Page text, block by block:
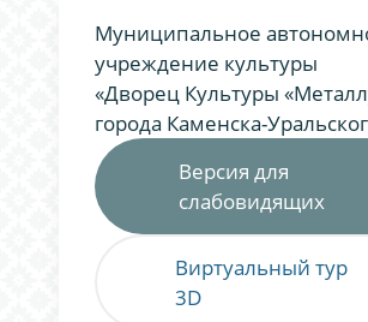
Муниципальное
учреждение культуры
«Дворец Культуры
города Каменска-
Версия для
слабовидящих
Виртуальный тур
3D